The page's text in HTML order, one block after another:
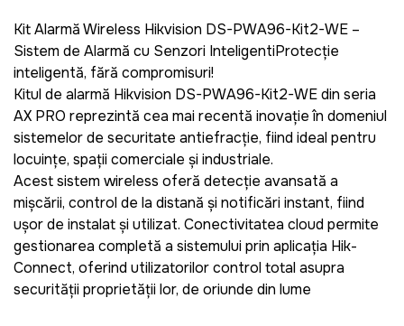
Kit Alarmă Wireless Hikvision DS-PWA96-Kit2-WE –
Sistem de Alarmă cu Senzori InteligentiProtecție
inteligentă, fără compromisuri!
Kitul de alarmă Hikvision DS-PWA96-Kit2-WE din seria
AX PRO reprezintă cea mai recentă inovație în domeniul
sistemelor de securitate antiefracție, fiind ideal pentru
locuințe, spații comerciale și industriale.
Acest sistem wireless oferă detecție avansată a
mișcării, control de la distanță și notificări instant, fiind
ușor de instalat și utilizat. Conectivitatea cloud permite
gestionarea completă a sistemului prin aplicația Hik-
Connect, oferind utilizatorilor control total asupra
securității proprietății lor, de oriunde din lume